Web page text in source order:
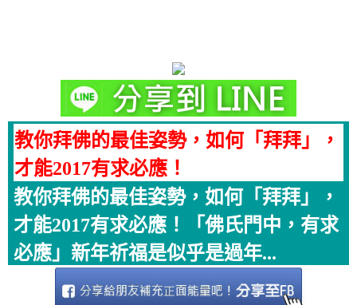
教你拜佛的最佳姿勢，如何「拜拜」，
才能2017有求必應！
教你拜佛的最佳姿勢，如何「拜拜」，
才能2017有求必應！「佛氏門中，有求
必應」新年祈福是似乎是過年...